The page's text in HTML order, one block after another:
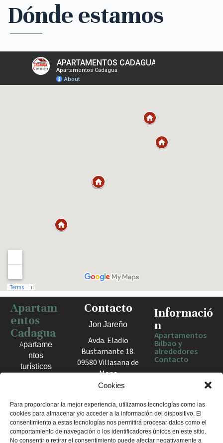
Cookies
Para proporcionar la mejor experiencia, utilizamos tecnologías como las
cookies para almacenar y/o acceder a la información del dispositivo. El
consentimiento a estas tecnologías nos permitirá procesar datos como el
comportamiento de navegación o los identificadores únicos en este sitio.
No consentir o retirar el consentimiento puede afectar negativamente a
Dónde estamos
Haz clic para activar el mapa
Apartam
entos
Cadagua
Apartame
ntos
turísticos
el Valle
de Mena.
Estancias
cómodas
Contacto
Jon Jareño
Avda. Eladio
Bustamante 18.
09580 Villasana de
Mena
España
+34 675 602
960
apartamentosc
Informació
n
Apartamentos
Bilbao y
alrededores
Contacto